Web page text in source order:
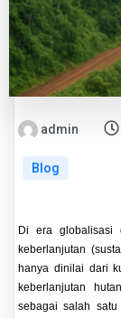
admin
Blog
Di era globalisasi
keberlanjutan
hanya dinilai dari
keberlanjutan
sebagai salah